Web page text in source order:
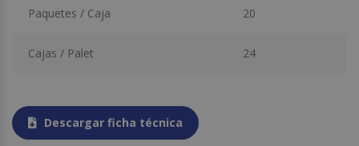
Paquetes / Caja 20
Cajas / Palet 24
Descargar ficha técnica